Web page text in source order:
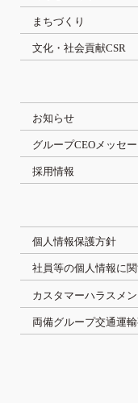
まちづくり
文化・社会貢献CSR
お知らせ
グループCEOメッセ
採用情報
個人情報保護方針
社員等の個人情報に
カスタマーハラスメ
両備グループ交通運